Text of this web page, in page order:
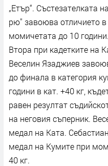
„Етър“. Състезателката
рю" завоюва отличието
момичетата до 10
Втора при кадетките на
Веселин Язаджиев
до финала в категория
години в кат. +40 кг,
равен резултат
на неговия съперник.
медал на Ката.
медал на Кумите при
40 кг.